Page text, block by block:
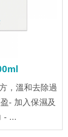
，溫和去除過
- 加入保濕及
- ...